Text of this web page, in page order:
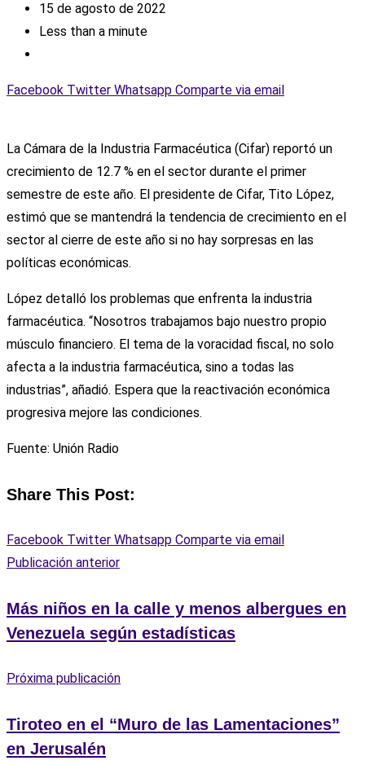
15 de agosto de 2022
Less than a minute
Facebook Twitter Whatsapp Comparte via email
La Cámara de la Industria Farmacéutica (Cifar) reportó un
crecimiento de 12.7 % en el sector durante el primer
semestre de este año. El presidente de Cifar, Tito López,
estimó que se mantendrá la tendencia de crecimiento en el
sector al cierre de este año si no hay sorpresas en las
políticas económicas.
López detalló los problemas que enfrenta la industria
farmacéutica. “Nosotros trabajamos bajo nuestro propio
músculo financiero. El tema de la voracidad fiscal, no solo
afecta a la industria farmacéutica, sino a todas las
industrias”, añadió. Espera que la reactivación económica
progresiva mejore las condiciones.
Fuente: Unión Radio
Share This Post:
Facebook Twitter Whatsapp Comparte via email
Publicación anterior
Más niños en la calle y menos albergues en
Venezuela según estadísticas
Próxima publicación
Tiroteo en el “Muro de las Lamentaciones”
en Jerusalén